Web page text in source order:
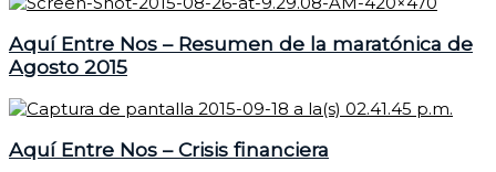
Aquí Entre Nos – Resumen de la maratónica de
Agosto 2015
Aquí Entre Nos – Crisis financiera